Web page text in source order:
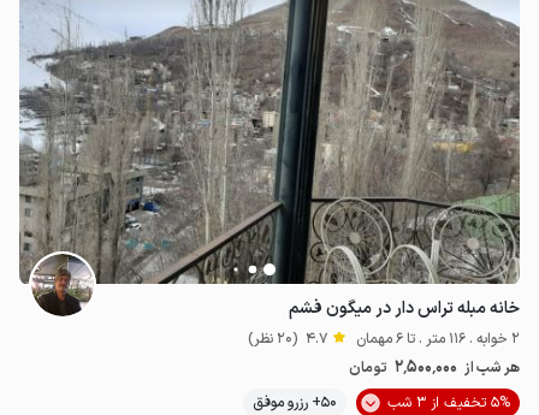
خانه مبله تراس دار در میگون فشم
2 خوابه . 116 متر . تا 6 مهمان 4.7 (20 نظر)
هر شب از 2٬500٬000 تومان
5% تخفیف از 3 شب
50+ رزرو موفق